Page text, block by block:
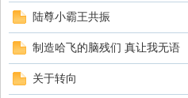
陆尊小霸王共振
制造哈飞的脑残们 真让我无语
关于转向